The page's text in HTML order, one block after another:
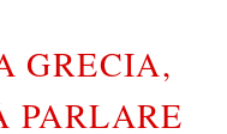
GRECIA,
PARLARE